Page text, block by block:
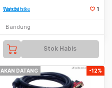
Tambah ke Watchlist 1
Bandung
Stok Habis
AKAN DATANG -12%